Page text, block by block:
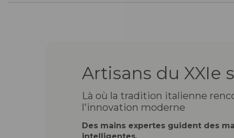
Artisans du XXIe
Là où la tradition italienne
l'innovation moderne
Des mains expertes guident des